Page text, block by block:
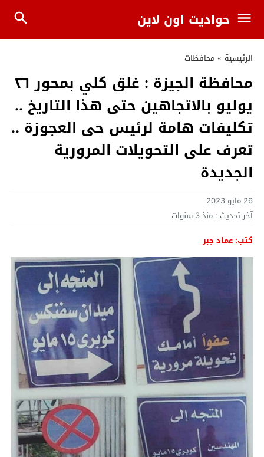
حواديت اون لاين
الرئيسية » محافظات
محافظة الجيزة : غلق كلي بمحور ٢٦
يوليو بالاتجاهين حتى هذا التاريخ ..
تكليفات هامة لرئيس حى العجوزة ..
تعرف على التحويلات المرورية
الجديدة
26 مايو 2023
آخر تحديث : منذ 3 سنوات
كتب: عماد جبر